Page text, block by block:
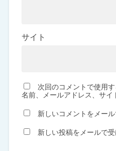
サイト
次回のコメントで使用
名前、メールアドレス、サイ
新しいコメントをメー
新しい投稿をメールで受